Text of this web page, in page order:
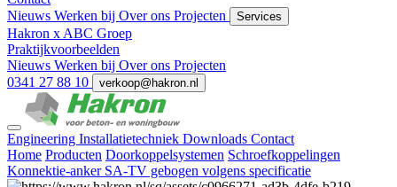
Nieuws Werken bij Over ons Projecten Services
Hakron x ABC Groep
Praktijkvoorbeelden
Nieuws Werken bij Over ons Projecten
0341 27 88 10
verkoop@hakron.nl
Engineering Installatietechniek Downloads Contact
Home Producten Doorkoppelsystemen Schroefkoppelingen
Konnektie-anker SA-TV gebogen volgens specificatie